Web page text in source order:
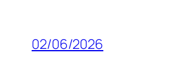
02/06/2026